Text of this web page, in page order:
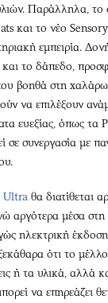
Παράλληλα, το
και το νέο
εμπειρία.
το δάπεδο,
βοηθά στη
να επιλέξουν
ευεξίας, όπως τα
σε συνεργασία με
Ultra θα διατίθεται
αργότερα μέσα στη
ηλεκτρική
ότι το
ή τα υλικά, αλλά
να επηρεάζει